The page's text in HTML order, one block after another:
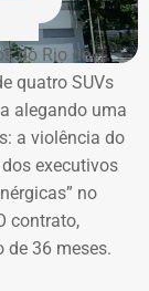
do Rio de
quatro SUVs
alegando uma
a violência do
executivos
no
contrato,
de 36 meses.